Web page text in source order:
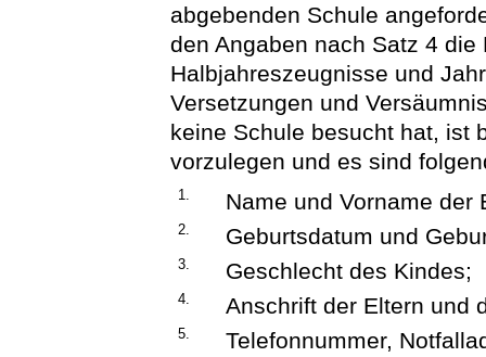
abgebenden Schule
den Angaben nach Satz 4
Halbjahreszeugnisse und
Versetzungen und
keine Schule besucht hat, ist
vorzulegen und es sind
1. Name und Vorname der
2. Geburtsdatum und
3. Geschlecht des Kindes;
4. Anschrift der Eltern und
5. Telefonnummer,